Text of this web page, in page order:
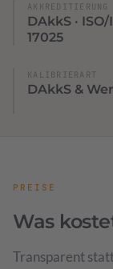
AKKREDITIERUNG
DAkkS · ISO/
17025
KALIBRIERART
DAkkS &
PREISE
Was
Transparent